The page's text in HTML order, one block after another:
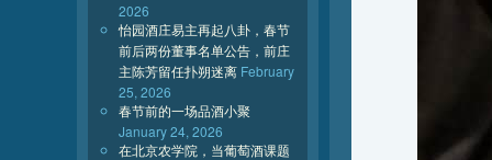
2026
怡园酒庄易主再起八卦，春节
前后两份董事名单公告，前庄
主陈芳留任扑朔迷离 February
25, 2026
春节前的一场品酒小聚
January 24, 2026
在北京农学院，当葡萄酒课题